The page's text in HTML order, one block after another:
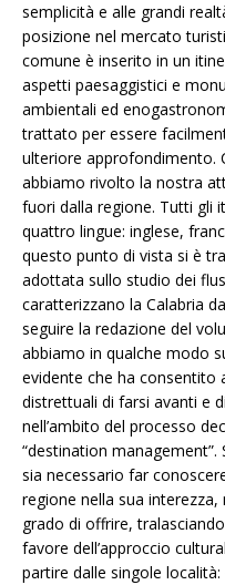
semplicità e alle grandi
posizione nel mercato
comune è inserito in un
aspetti paesaggistici e
ambientali ed
trattato per essere
ulteriore approfondimento.
abbiamo rivolto la nostra
fuori dalla regione. Tutti gli
quattro lingue: inglese,
questo punto di vista si è
adottata sullo studio dei
caratterizzano la Calabria
seguire la redazione del
abbiamo in qualche modo
evidente che ha consentito
distrettuali di farsi avanti e
nell’ambito del processo
“destination
sia necessario far
regione nella sua
grado di offrire,
favore dell’approccio
partire dalle singole